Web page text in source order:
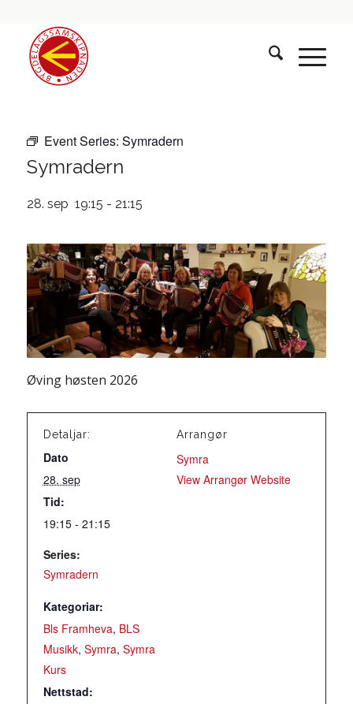
Event Series: Symradern
Symradern
28. sep 19:15 - 21:15
Øving høsten 2026
Detaljar:
Dato
28. sep
Tid:
19:15 - 21:15
Series:
Symradern
Kategoriar:
Bls Framheva, BLS
Musikk, Symra, Symra
Kurs
Nettstad:
Arrangør
Symra
View Arrangør Website